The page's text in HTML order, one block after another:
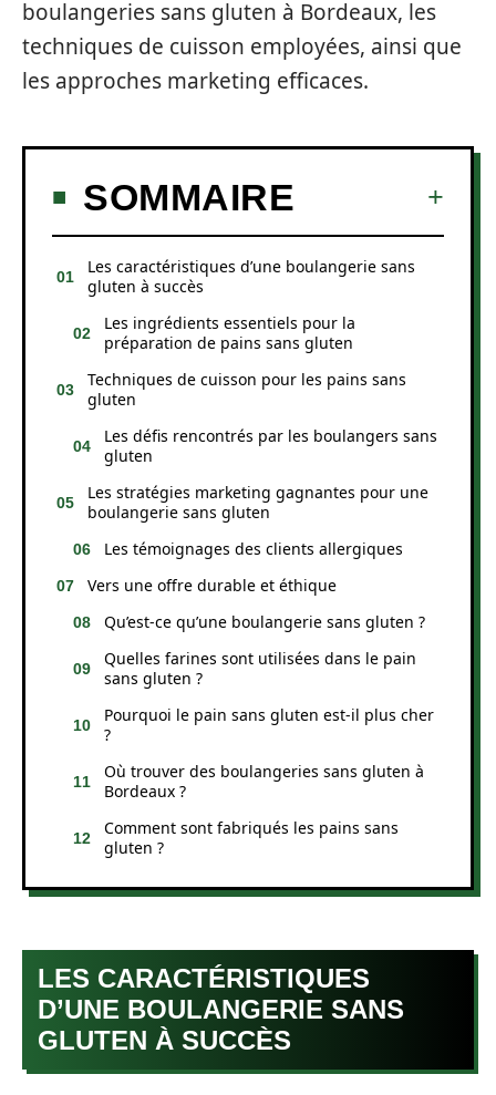
boulangeries sans gluten à Bordeaux, les
techniques de cuisson employées, ainsi que
les approches marketing efficaces.
SOMMAIRE
Les caractéristiques d’une boulangerie sans
gluten à succès
Les ingrédients essentiels pour la
préparation de pains sans gluten
Techniques de cuisson pour les pains sans
gluten
Les défis rencontrés par les boulangers sans
gluten
Les stratégies marketing gagnantes pour une
boulangerie sans gluten
Les témoignages des clients allergiques
Vers une offre durable et éthique
Qu’est-ce qu’une boulangerie sans gluten ?
Quelles farines sont utilisées dans le pain
sans gluten ?
Pourquoi le pain sans gluten est-il plus cher
?
Où trouver des boulangeries sans gluten à
Bordeaux ?
Comment sont fabriqués les pains sans
gluten ?
LES CARACTÉRISTIQUES
D’UNE BOULANGERIE SANS
GLUTEN À SUCCÈS